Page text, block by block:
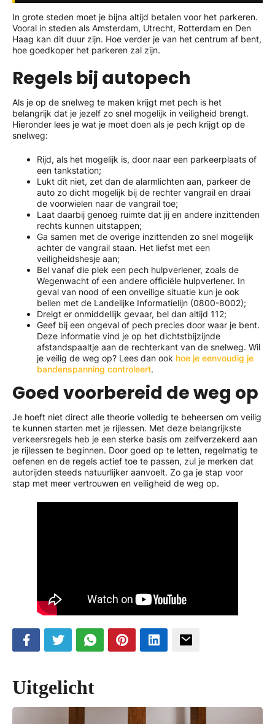
In grote steden moet je bijna altijd betalen voor het parkeren.
Vooral in steden als Amsterdam, Utrecht, Rotterdam en Den
Haag kan dit duur zijn. Hoe verder je van het centrum af bent,
hoe goedkoper het parkeren zal zijn.
Regels bij autopech
Als je op de snelweg te maken krijgt met pech is het
belangrijk dat je jezelf zo snel mogelijk in veiligheid brengt.
Hieronder lees je wat je moet doen als je pech krijgt op de
snelweg:
Rijd, als het mogelijk is, door naar een parkeerplaats of
een tankstation;
Lukt dit niet, zet dan de alarmlichten aan, parkeer de
auto zo dicht mogelijk bij de rechter vangrail en draai
de voorwielen naar de vangrail toe;
Laat daarbij genoeg ruimte dat jij en andere inzittenden
rechts kunnen uitstappen;
Ga samen met de overige inzittenden zo snel mogelijk
achter de vangrail staan. Het liefst met een
veiligheidshesje aan;
Bel vanaf die plek een pech hulpverlener, zoals de
Wegenwacht of een andere officiële hulpverlener. In
geval van nood of een onveilige situatie kun je ook
bellen met de Landelijke Informatielijn (0800-8002);
Dreigt er onmiddellijk gevaar, bel dan altijd 112;
Geef bij een ongeval of pech precies door waar je bent.
Deze informatie vind je op het dichtstbijzijnde
afstandspaaltje aan de rechterkant van de snelweg. Wil
je veilig de weg op? Lees dan ook hoe je eenvoudig je
bandenspanning controleert.
Goed voorbereid de weg op
Je hoeft niet direct alle theorie volledig te beheersen om veilig
te kunnen starten met je rijlessen. Met deze belangrijkste
verkeersregels heb je een sterke basis om zelfverzekerd aan
je rijlessen te beginnen. Door goed op te letten, regelmatig te
oefenen en de regels actief toe te passen, zul je merken dat
autorijden steeds natuurlijker aanvoelt. Zo ga je stap voor
stap met meer vertrouwen en veiligheid de weg op.
Uitgelicht